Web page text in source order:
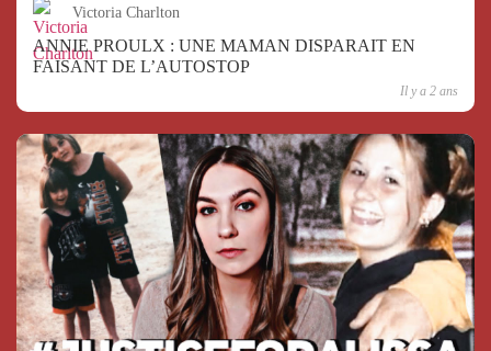
Victoria Charlton
ANNIE PROULX : UNE MAMAN DISPARAIT EN
FAISANT DE L’AUTOSTOP
Il y a 2 ans